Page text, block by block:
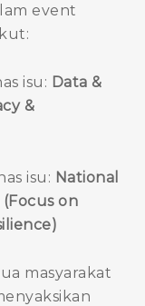
event
isu: Data &
&
isu: National
on
masyarakat